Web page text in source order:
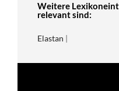
Weitere
relevant sind:
Elastan |